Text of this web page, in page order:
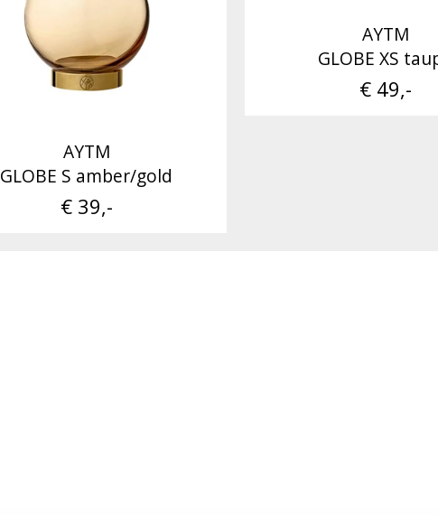
AYTM
GLOBE XS
€ 49,-
AYTM
GLOBE S amber/gold
€ 39,-